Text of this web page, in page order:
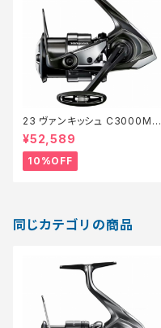
23 ヴァンキッシュ C3000MH
G【継続セール_リール】【10】
¥52,589
10%OFF
同じカテゴリの商品